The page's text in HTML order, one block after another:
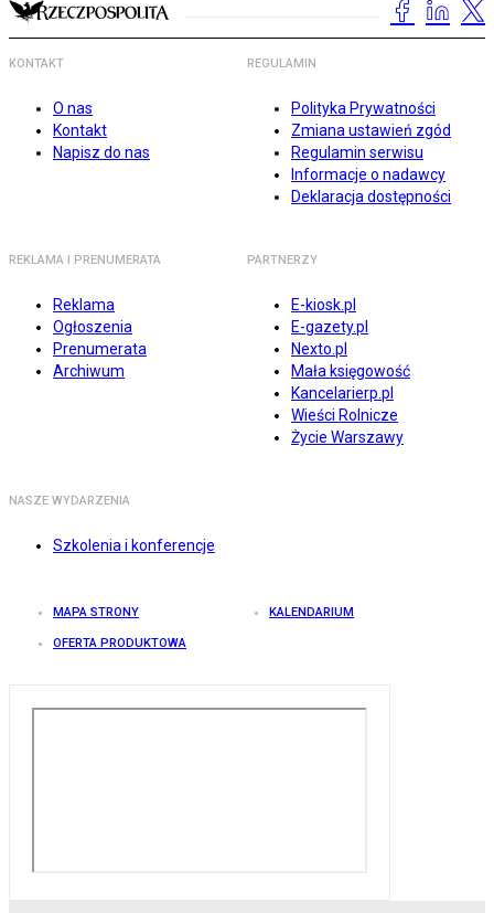
KONTAKT
O nas
Kontakt
Napisz do nas
REGULAMIN
Polityka Prywatności
Zmiana ustawień zgód
Regulamin serwisu
Informacje o nadawcy
Deklaracja dostępności
REKLAMA I PRENUMERATA
Reklama
Ogłoszenia
Prenumerata
Archiwum
PARTNERZY
E-kiosk.pl
E-gazety.pl
Nexto.pl
Mała księgowość
Kancelarierp.pl
Wieści Rolnicze
Życie Warszawy
NASZE WYDARZENIA
Szkolenia i konferencje
MAPA STRONY KALENDARIUM
OFERTA PRODUKTOWA